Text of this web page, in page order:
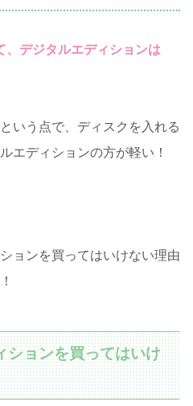
、デジタルエディションは
いう点で、ディスクを入れる
エディションの方が軽い！
ョンを買ってはいけない理由
ションを買ってはいけ